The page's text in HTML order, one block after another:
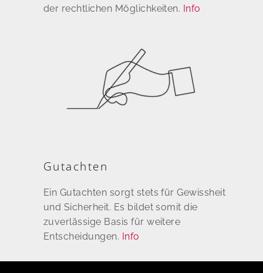
der rechtlichen Möglichkeiten. Info
Gutachten
Ein Gutachten sorgt stets für Gewissheit
und Sicherheit. Es bildet somit die
zuverlässige Basis für weitere
Entscheidungen. Info